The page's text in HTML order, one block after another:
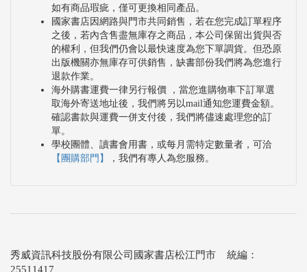
如有商品瑕疵，僅可更換相同產品。
國家書店因網路與門市共同銷售，若在您完成訂單程序
之後，若內含售盡無庫存之商品，本公司保留出貨與否
的權利，但我們仍會以最快速度為您下單調貨。但恐原
出版機關亦無庫存可供銷售，缺書部份我們將為您進行
退款作業。
海外購書運費一律另行報價 ，當您進購物車下訂單選
取海外寄送地址後，我們將另以mail通知您運費金額。
確認書款與運費一併支付後，我們將儘速處理您的訂
單。
學校團體、讀書會用書，或每月需特定數量者，可洽
【團購部門】
，我們有專人為您服務。
秀威資訊科技股份有限公司國家書店松江門市 統編：
25511417